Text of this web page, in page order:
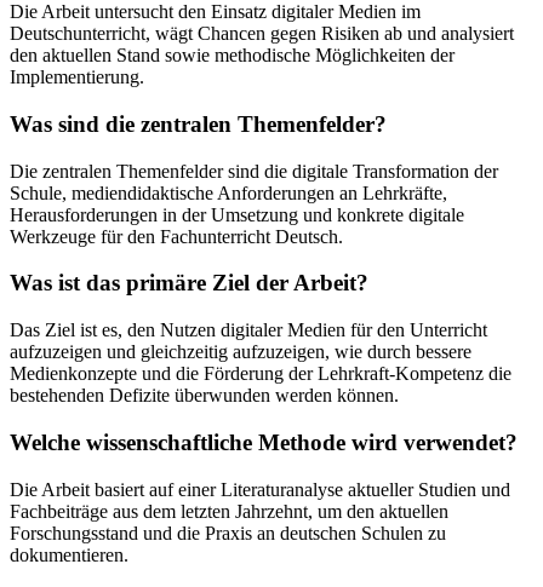
Die Arbeit untersucht den Einsatz digitaler Medien im
Deutschunterricht, wägt Chancen gegen Risiken ab und analysiert
den aktuellen Stand sowie methodische Möglichkeiten der
Implementierung.
Was sind die zentralen Themenfelder?
Die zentralen Themenfelder sind die digitale Transformation der
Schule, mediendidaktische Anforderungen an Lehrkräfte,
Herausforderungen in der Umsetzung und konkrete digitale
Werkzeuge für den Fachunterricht Deutsch.
Was ist das primäre Ziel der Arbeit?
Das Ziel ist es, den Nutzen digitaler Medien für den Unterricht
aufzuzeigen und gleichzeitig aufzuzeigen, wie durch bessere
Medienkonzepte und die Förderung der Lehrkraft-Kompetenz die
bestehenden Defizite überwunden werden können.
Welche wissenschaftliche Methode wird verwendet?
Die Arbeit basiert auf einer Literaturanalyse aktueller Studien und
Fachbeiträge aus dem letzten Jahrzehnt, um den aktuellen
Forschungsstand und die Praxis an deutschen Schulen zu
dokumentieren.